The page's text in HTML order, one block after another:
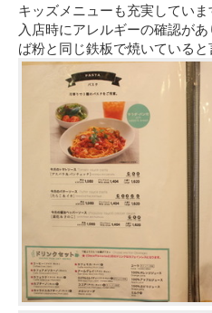
キッズメニューも充実していま
入店時にアレルギーの確認が
ば粉と同じ鉄板で焼いていると